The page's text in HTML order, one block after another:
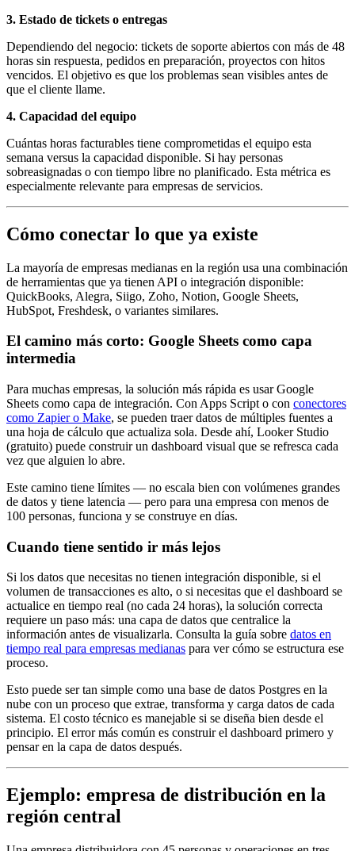
3. Estado de tickets o entregas
Dependiendo del negocio: tickets de soporte abiertos con más de 48
horas sin respuesta, pedidos en preparación, proyectos con hitos
vencidos. El objetivo es que los problemas sean visibles antes de
que el cliente llame.
4. Capacidad del equipo
Cuántas horas facturables tiene comprometidas el equipo esta
semana versus la capacidad disponible. Si hay personas
sobreasignadas o con tiempo libre no planificado. Esta métrica es
especialmente relevante para empresas de servicios.
Cómo conectar lo que ya existe
La mayoría de empresas medianas en la región usa una combinación
de herramientas que ya tienen API o integración disponible:
QuickBooks, Alegra, Siigo, Zoho, Notion, Google Sheets,
HubSpot, Freshdesk, o variantes similares.
El camino más corto: Google Sheets como capa
intermedia
Para muchas empresas, la solución más rápida es usar Google
Sheets como capa de integración. Con Apps Script o con conectores
como Zapier o Make, se pueden traer datos de múltiples fuentes a
una hoja de cálculo que actualiza sola. Desde ahí, Looker Studio
(gratuito) puede construir un dashboard visual que se refresca cada
vez que alguien lo abre.
Este camino tiene límites — no escala bien con volúmenes grandes
de datos y tiene latencia — pero para una empresa con menos de
100 personas, funciona y se construye en días.
Cuando tiene sentido ir más lejos
Si los datos que necesitas no tienen integración disponible, si el
volumen de transacciones es alto, o si necesitas que el dashboard se
actualice en tiempo real (no cada 24 horas), la solución correcta
requiere un paso más: una capa de datos que centralice la
información antes de visualizarla. Consulta la guía sobre datos en
tiempo real para empresas medianas para ver cómo se estructura ese
proceso.
Esto puede ser tan simple como una base de datos Postgres en la
nube con un proceso que extrae, transforma y carga datos de cada
sistema. El costo técnico es manejable si se diseña bien desde el
principio. El error más común es construir el dashboard primero y
pensar en la capa de datos después.
Ejemplo: empresa de distribución en la
región central